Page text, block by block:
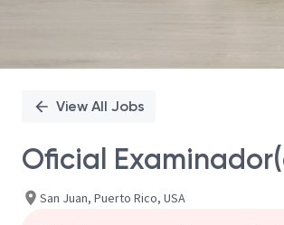
View All Jobs
Oficial
San Juan, Puerto Rico, USA